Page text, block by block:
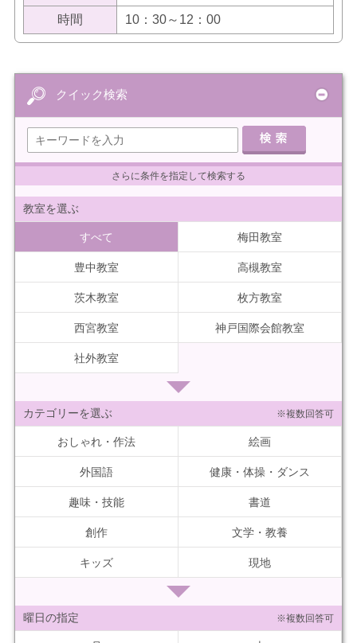
時間 10：30～12：00
クイック検索
さらに条件を指定して検索する
教室を選ぶ
すべて 梅田教室
豊中教室 高槻教室
茨木教室 枚方教室
西宮教室 神戸国際会館教室
社外教室
カテゴリーを選ぶ ※複数回答可
おしゃれ・作法 絵画
外国語 健康・体操・ダンス
趣味・技能 書道
創作 文学・教養
キッズ 現地
曜日の指定 ※複数回答可